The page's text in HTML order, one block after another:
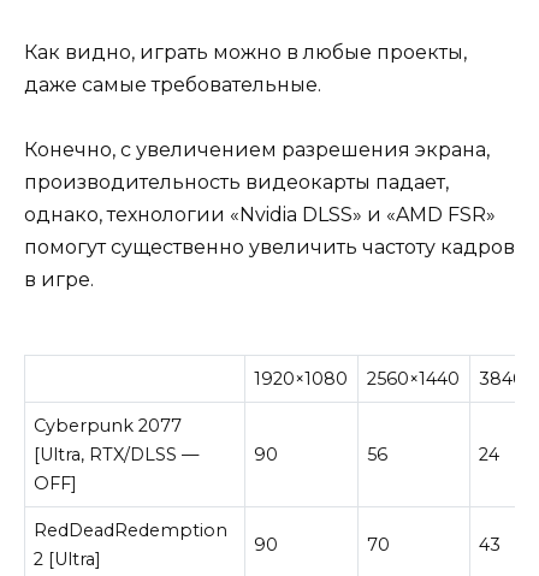
Как видно, играть можно в любые проекты,
даже самые требовательные.
Конечно, с увеличением разрешения экрана,
производительность видеокарты падает,
однако, технологии «Nvidia DLSS» и «AMD FSR»
помогут существенно увеличить частоту кадров
в игре.
1920×1080 2560×1440
Cyberpunk 2077
[Ultra, RTX/DLSS —
OFF]
90 56 24
RedDeadRedemption
2 [Ultra]
90 70 43